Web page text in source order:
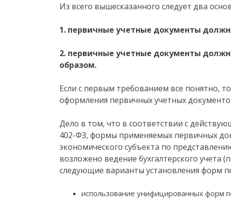
Из всего вышесказанного следует два
1. первичные учетные документы
2. первичные учетные документы
образом.
Если с первым требованием все понятно,
оформления первичных учетных
Дело в том, что в соответствии с
402-ФЗ, формы применяемых первичных
экономического субъекта по
возложено ведение бухгалтерского учета
следующие варианты установления форм
использование унифицированных форм